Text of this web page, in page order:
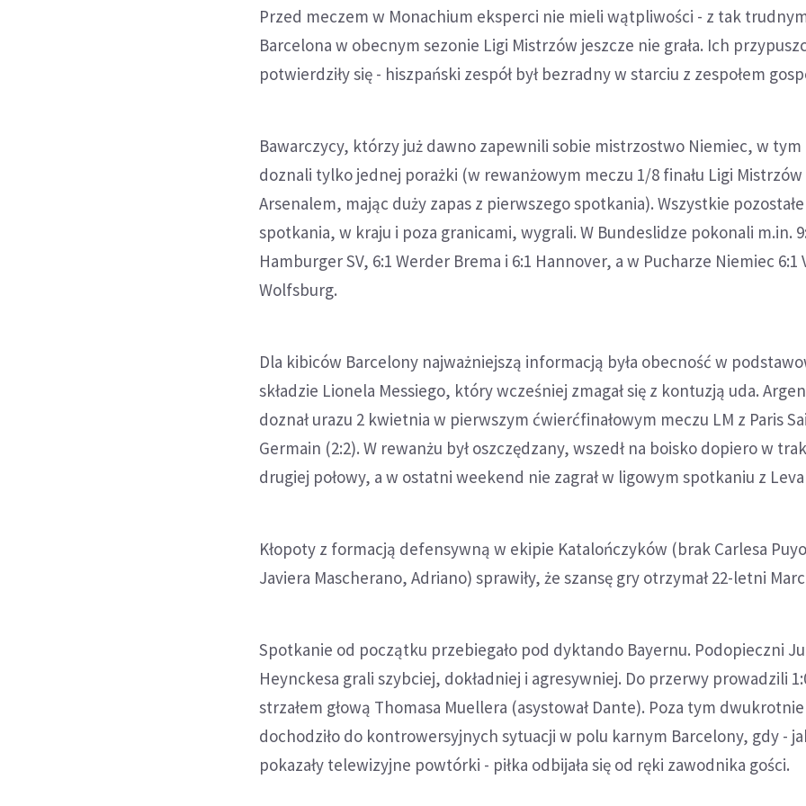
Przed meczem w Monachium eksperci nie mieli wątpliwości - z tak
Barcelona w obecnym sezonie Ligi Mistrzów jeszcze nie grała. Ich
potwierdziły się - hiszpański zespół był bezradny w starciu z zespołem
Bawarczycy, którzy już dawno zapewnili sobie mistrzostwo Niemiec, w
doznali tylko jednej porażki (w rewanżowym meczu 1/8 finału Ligi Mistrzów
Arsenalem, mając duży zapas z pierwszego spotkania). Wszystkie pozostałe
spotkania, w kraju i poza granicami, wygrali. W Bundeslidze pokonali m.in.
Hamburger SV, 6:1 Werder Brema i 6:1 Hannover, a w Pucharze Niemiec 6:1
Wolfsburg.
Dla kibiców Barcelony najważniejszą informacją była obecność w
składzie Lionela Messiego, który wcześniej zmagał się z kontuzją uda.
doznał urazu 2 kwietnia w pierwszym ćwierćfinałowym meczu LM z Paris
Germain (2:2). W rewanżu był oszczędzany, wszedł na boisko dopiero w
drugiej połowy, a w ostatni weekend nie zagrał w ligowym spotkaniu z
Kłopoty z formacją defensywną w ekipie Katalończyków (brak Carlesa
Javiera Mascherano, Adriano) sprawiły, że szansę gry otrzymał 22-letni
Spotkanie od początku przebiegało pod dyktando Bayernu. Podopieczni
Heynckesa grali szybciej, dokładniej i agresywniej. Do przerwy prowadzili
strzałem głową Thomasa Muellera (asystował Dante). Poza tym dwukrotnie
dochodziło do kontrowersyjnych sytuacji w polu karnym Barcelony, gdy -
pokazały telewizyjne powtórki - piłka odbijała się od ręki zawodnika gości.